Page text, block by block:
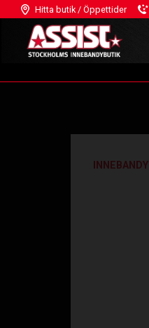
Hitta butik / Öppettider
INNEBANDY